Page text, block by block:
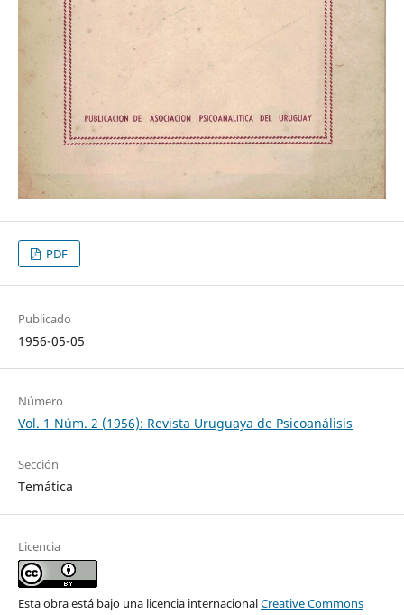
PDF
Publicado
1956-05-05
Número
Vol. 1 Núm. 2 (1956): Revista Uruguaya de Psicoanálisis
Sección
Temática
Licencia
Esta obra está bajo una licencia internacionalCreative Commons